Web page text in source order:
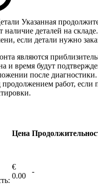
Указанная
наличие деталей на
если детали нужно
являются
и время будут
после
работ, если
Цена
€
0.00
-